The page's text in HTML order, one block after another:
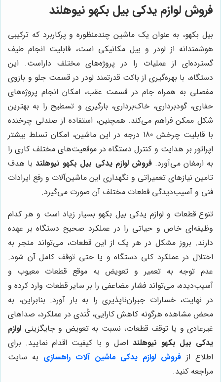
فروش لوازم یدکی بیل بکهو نیوهلند
بیل بکهو، به عنوان یک ماشین چندمنظوره و پرکاربرد که ترکیبی
هوشمندانه از لودر و بیل مکانیکی است، قابلیت انجام طیف
گسترده‌ای از عملیات را در پروژه‌های مختلف داراست. این
دستگاه، با بهره‌گیری از باکت قدرتمند لودر در قسمت جلو و بازوی
مفصلی به همراه جام در قسمت عقب، امکان انجام پروژه‌های
حفاری، گودبرداری، خاک‌برداری، بارگیری و تسطیح را به بهترین
شکل ممکن فراهم می‌کند. همچنین، استفاده از صندلی چرخنده
با قابلیت چرخش 180 درجه در این ماشین، امکان تسلط بیشتر
اپراتور بر هدایت و کنترل دستگاه در موقعیت‌های مختلف کاری را
به ارمغان می‌آورد.فروش لوازم یدکی بیل بکهو نیوهلندبا هدف
تامین نیازهای تعمیراتی و نگهداری این ماشین‌آلات و رفع ایرادات
فنی و آسیب‌دیدگی قطعات مختلف آن صورت می‌گیرد.
تنوع قطعات و لوازم یدکی بیل بکهو بسیار زیاد است و هر کدام
وظیفه‌ای خاص و حیاتی را در عملکرد صحیح دستگاه بر عهده
دارند. بروز مشکل در هر یک از این قطعات، می‌تواند منجر به
اختلال در عملکرد کلی دستگاه و یا حتی توقف کامل آن شود.
عدم توجه به تعمیر و تعویض به موقع قطعات معیوب و
آسیب‌دیده، می‌تواند فشار مضاعفی را بر سایر قطعات وارد کرده و
در نهایت، خسارات جبران‌ناپذیری را به بار آورد. بنابراین، به
محض مشاهده هرگونه کاهش کارایی، کُندی در عملکرد، صداهای
غیرعادی و یا توقف قطعات، نسبت به تعویض و جایگزینی لوازم
یدکی بیل بکهو نیوهلند اصل و با کیفیت اقدام نمایید. برای
اطلاع از فروش لوازم یدکی ماشین آلات راهسازی به سایت
مراجعه کنید.